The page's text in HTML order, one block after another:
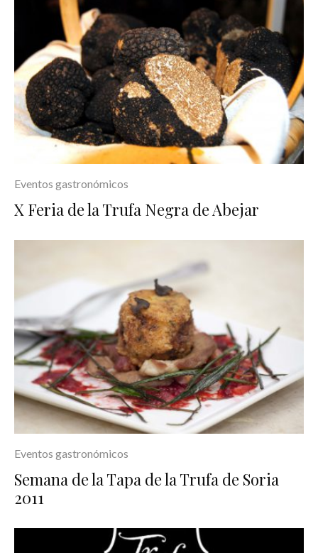
Eventos gastronómicos
X Feria de la Trufa Negra de Abejar
Eventos gastronómicos
Semana de la Tapa de la Trufa de Soria
2011